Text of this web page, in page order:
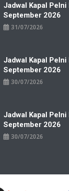
Jadwal Kapal
September 2026
31/07/2026
Jadwal Kapal Pelni
September 2026
30/07/2026
Jadwal Kapal Pelni
September 2026
30/07/2026